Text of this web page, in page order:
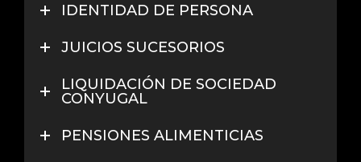
IDENTIDAD DE PERSONA
JUICIOS SUCESORIOS
LIQUIDACIÓN DE SOCIEDAD
CONYUGAL
PENSIONES ALIMENTICIAS